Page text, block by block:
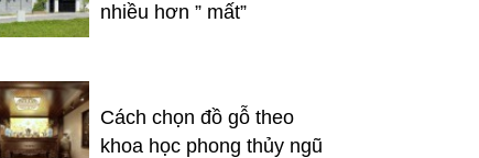
nhiều hơn ” mất”
Cách chọn đồ gỗ theo
khoa học phong thủy ngũ